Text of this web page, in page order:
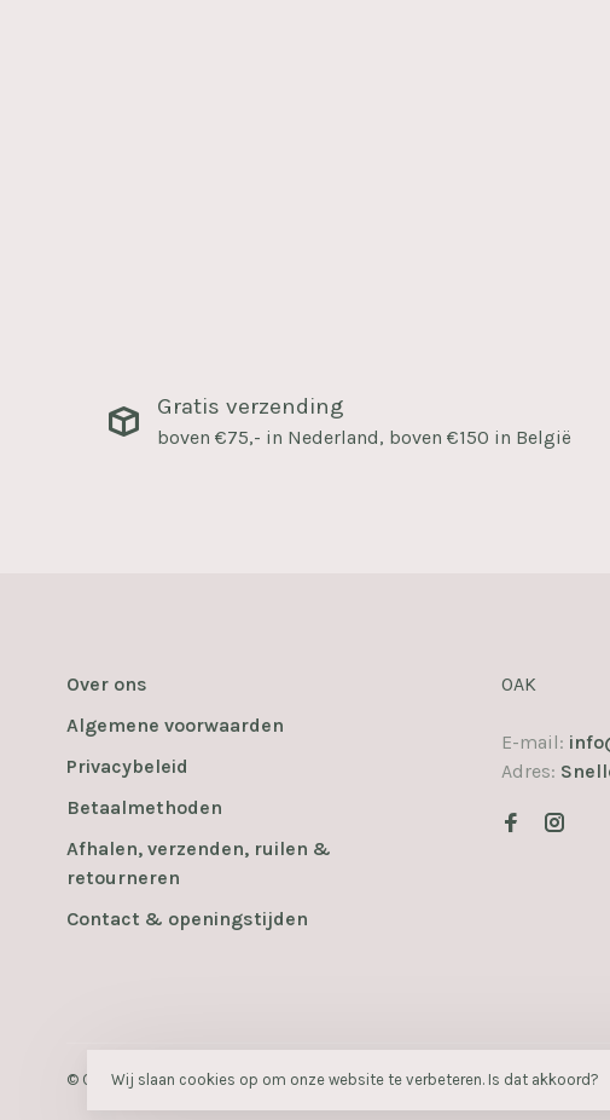
Gratis verzending
boven €75,- in Nederland, boven €150 in België
Over ons
Algemene voorwaarden
Privacybeleid
Betaalmethoden
Afhalen, verzenden, ruilen &
retourneren
Contact & openingstijden
OAK
E-mail:
Adres:
© Copyright 2026 OAK- Powered byLightspeed- Theme byHuysmans.me
Wij slaan cookies op om onze website te verbeteren. Is dat akkoord?